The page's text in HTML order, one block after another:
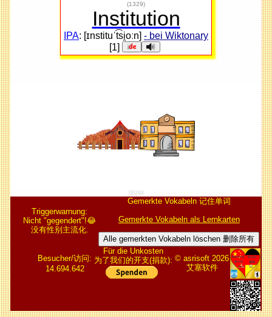
(1329)
Institution
IPA: [ɪnstituˈt͡si̯oːn] - bei Wiktonary
[1]
00248
Triggerwarnung:
Nicht "gegendert"!😂
没有性别主流化.
Gemerkte Vokabeln 记住单词
Gemerkte Vokabeln als Lernkarten
Alle gemerkten Vokabeln löschen 删除所有
Besucher/访问:
14.694.642
Für die Unkosten
为了我们的开支(捐款): © asrisoft 2026
艾塞软件